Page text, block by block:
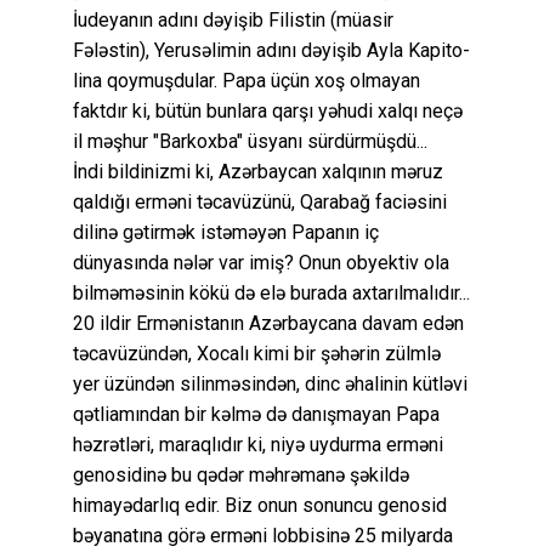
İudeyanın adını dəyişib Filistin (müasir
Fələstin), Yerusəlimin adını dəyişib Ayla Kapito-
lina qoymuşdular. Papa üçün xoş olmayan
faktdır ki, bütün bunlara qarşı yəhudi xalqı neçə
il məşhur "Barkoxba" üsyanı sürdürmüşdü...
İndi bildinizmi ki, Azərbaycan xalqının məruz
qaldığı erməni təcavüzünü, Qarabağ faciəsini
dilinə gətirmək istəməyən Papanın iç
dünyasında nələr var imiş? Onun obyektiv ola
bilməməsinin kökü də elə burada axtarılmalıdır...
20 ildir Ermənistanın Azərbaycana davam edən
təcavüzündən, Xocalı kimi bir şəhərin zülmlə
yer üzündən silinməsindən, dinc əhalinin kütləvi
qətliamından bir kəlmə də danışmayan Papa
həzrətləri, maraqlıdır ki, niyə uydurma erməni
genosidinə bu qədər məhrəmanə şəkildə
himayədarlıq edir. Biz onun sonuncu genosid
bəyanatına görə erməni lobbisinə 25 milyarda